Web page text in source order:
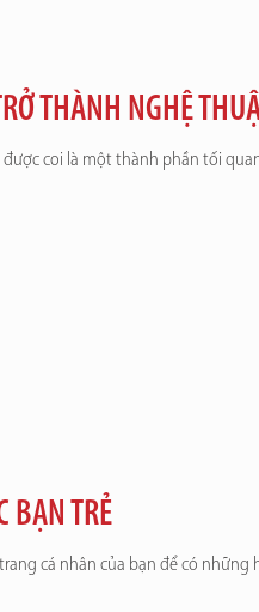
THÀNH NGHỆ
coi là một thành phần tối
BẠN TRẺ
cá nhân của bạn để có những